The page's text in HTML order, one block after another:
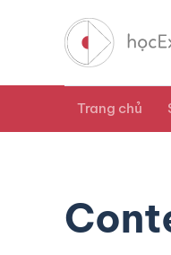
Trang chủ